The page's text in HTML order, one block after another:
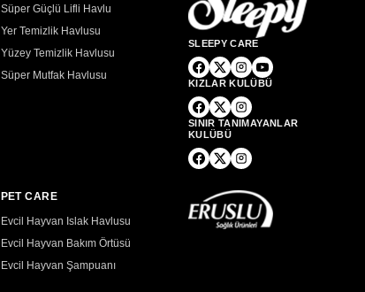
Süper Güçlü Lifli Havlu
Yer Temizlik Havlusu
Yüzey Temizlik Havlusu
Süper Mutfak Havlusu
PET CARE
Evcil Hayvan Islak Havlusu
Evcil Hayvan Bakım Örtüsü
Evcil Hayvan Şampuanı
SLEEPY CARE
KIZLAR KULÜBÜ
SINIR TANIMAYANLAR
KULÜBÜ